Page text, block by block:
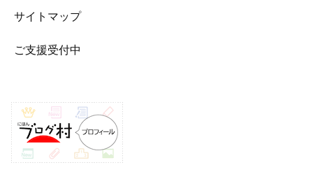
サイトマップ
ご支援受付中